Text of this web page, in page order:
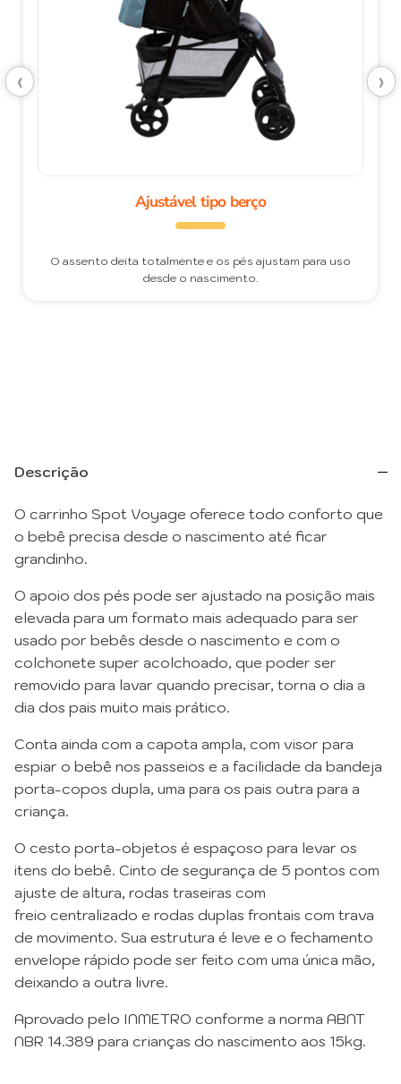
Ajustável tipo berço
O assento deita totalmente e os pés ajustam para uso
desde o nascimento.
‹ ›
Descrição
O carrinho Spot Voyage oferece todo conforto que
o bebê precisa desde o nascimento até ficar
grandinho.
O apoio dos pés pode ser ajustado na posição mais
elevada para um formato mais adequado para ser
usado por bebês desde o nascimento e com o
colchonete super acolchoado, que poder ser
removido para lavar quando precisar, torna o dia a
dia dos pais muito mais prático.
Conta ainda com a capota ampla, com visor para
espiar o bebê nos passeios e a facilidade da bandeja
porta-copos dupla, uma para os pais outra para a
criança.
O cesto porta-objetos é espaçoso para levar os
itens do bebê. Cinto de segurança de 5 pontos com
ajuste de altura, rodas traseiras com
freio centralizado e rodas duplas frontais com trava
de movimento. Sua estrutura é leve e o fechamento
envelope rápido pode ser feito com uma única mão,
deixando a outra livre.
Aprovado pelo INMETRO conforme a norma ABNT
NBR 14.389 para crianças do nascimento aos 15kg.